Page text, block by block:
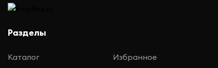
Разделы
Каталог Избранное